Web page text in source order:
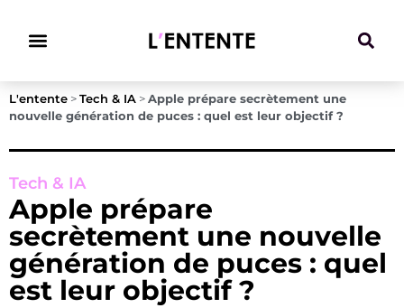
L'entente > Tech & IA > Apple prépare secrètement une
nouvelle génération de puces : quel est leur objectif ?
Tech & IA
Apple prépare
secrètement une nouvelle
génération de puces : quel
est leur objectif ?